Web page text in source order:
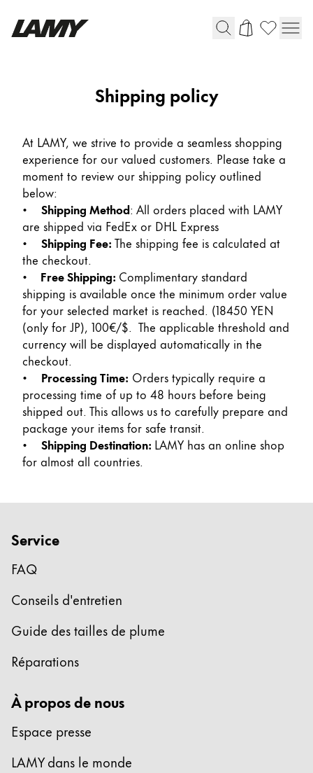
Stylo à pression/à vis
Roller
Stylo multi-système
Digital Writing
Pour Android
Peinture et Dessiner
Aquarelle
Crayons de couleur
Accessoires
Black Magic Edition
Accessoires et pièces de rechange
Recharges
Pièces de rechange
Étuis
Cadeaux
Gift Ideas
Coffrets cadeaux
LAMY pico Lx
Gravure
Shipping policy
At LAMY, we strive to provide a seamless shopping
experience for our valued customers. Please take a
moment to review our shipping policy outlined
below:
• Shipping Method: All orders placed with LAMY
are shipped via FedEx or DHL Express
• Shipping Fee:The shipping fee is calculated at
the checkout.
•
Free Shipping: Complimentary standard
shipping is available once the minimum order value
for your selected market is reached. (18450 YEN
(only for JP), 100€/$. The applicable threshold and
currency will be displayed automatically in the
checkout.
• Processing Time: Orders typically require a
processing time of up to 48 hours before being
shipped out. This allows us to carefully prepare and
package your items for safe transit.
• Shipping Destination: LAMY has an online shop
for almost all countries.
Service
FAQ
Conseils d'entretien
Guide des tailles de plume
Réparations
À propos de nous
Espace presse
LAMY dans le monde